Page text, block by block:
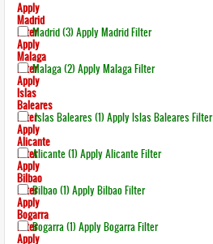
Apply
Madrid
FilterMadrid (3) Apply Madrid Filter
Apply
Malaga
FilterMalaga (2) Apply Malaga Filter
Apply
Islas
Baleares
FilterIslas Baleares (1) Apply Islas Baleares Filter
Apply
Alicante
FilterAlicante (1) Apply Alicante Filter
Apply
Bilbao
FilterBilbao (1) Apply Bilbao Filter
Apply
Bogarra
FilterBogarra (1) Apply Bogarra Filter
Apply